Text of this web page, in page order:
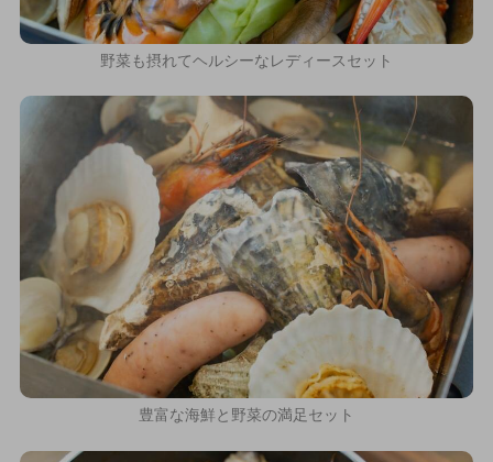
野菜も摂れてヘルシーなレディースセット
豊富な海鮮と野菜の満足セット